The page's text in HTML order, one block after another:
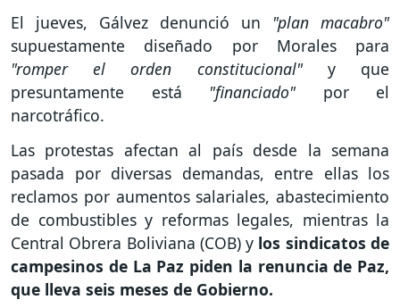
El jueves, Gálvez denunció un "plan macabro"
supuestamente diseñado por Morales para
"romper el orden constitucional" y que
presuntamente está "financiado"por el
narcotráfico.
Las protestas afectan al país desde la semana
pasada por diversas demandas, entre ellas los
reclamos por aumentos salariales, abastecimiento
de combustibles y reformas legales, mientras la
Central Obrera Boliviana (COB) y los sindicatos de
campesinos de La Paz piden la renuncia de Paz,
que lleva seis meses de Gobierno.